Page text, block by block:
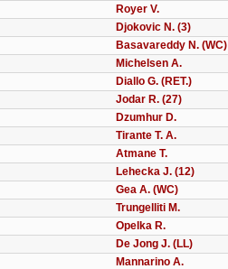
Royer V.
Djokovic N. (3)
Basavareddy N. (WC)
Michelsen A.
Diallo G. (RET.)
Jodar R. (27)
Dzumhur D.
Tirante T. A.
Atmane T.
Lehecka J. (12)
Gea A. (WC)
Trungelliti M.
Opelka R.
De Jong J. (LL)
Mannarino A.